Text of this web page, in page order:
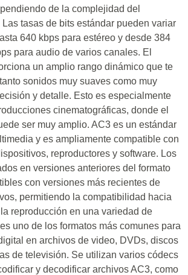
de la complejidad del
tasas de bits estándar pueden variar
640 kbps para estéreo y desde 384
para audio de varios canales. El
un amplio rango dinámico que te
sonidos muy suaves como muy
y detalle. Esto es especialmente
cinematográficas, donde el
ser muy amplio. AC3 es un estándar
y es ampliamente compatible con
reproductores y software. Los
en versiones anteriores del formato
con versiones más recientes de
permitiendo la compatibilidad hacia
reproducción en una variedad de
uno de los formatos más comunes para
en archivos de video, DVDs, discos
de televisión. Se utilizan varios códecs
y decodificar archivos AC3, como